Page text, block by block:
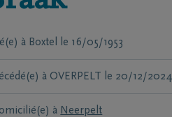
à Boxtel le 16/05/1953
à OVERPELT le 20/12/2024
à Neerpelt